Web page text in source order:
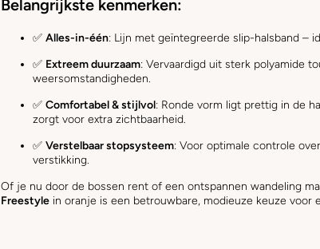
Belangrijkste kenmerken:
✅ Alles-in-één: Lijn met geïntegreerde slip-halsband –
✅ Extreem duurzaam: Vervaardigd uit sterk polyamide
weersomstandigheden.
✅ Comfortabel & stijlvol: Ronde vorm ligt prettig in de
zorgt voor extra zichtbaarheid.
✅ Verstelbaar stopsysteem: Voor optimale controle
verstikking.
Of je nu door de bossen rent of een ontspannen wandeling
Freestylein oranje is een betrouwbare, modieuze keuze voor